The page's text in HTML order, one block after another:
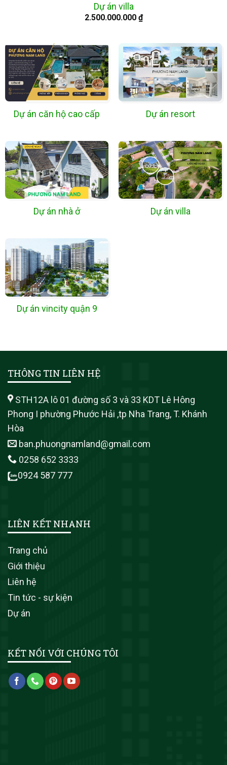
Dự án villa
2.500.000.000 ₫
Dự án căn hộ cao cấp Dự án resort
Dự án nhà ở Dự án villa
Dự án vincity quận 9
THÔNG TIN LIÊN HỆ
STH12A lô 01 đường số 3 và 33 KDT Lê Hông
Phong I phường Phước Hải ,tp Nha Trang, T. Khánh
Hòa
ban.phuongnamland@gmail.com
0258 652 3333
0924 587 777
LIÊN KẾT NHANH
Trang chủ
Giới thiệu
Liên hệ
Tin tức - sự kiện
Dự án
KẾT NỐI VỚI CHÚNG TÔI